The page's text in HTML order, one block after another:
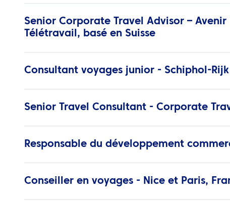
Senior Corporate Travel Advisor –
Télétravail, basé en Suisse
Consultant voyages junior - Schiphol-Rijk
Senior Travel Consultant - Corporate
Responsable du développement
Conseiller en voyages - Nice et Paris,